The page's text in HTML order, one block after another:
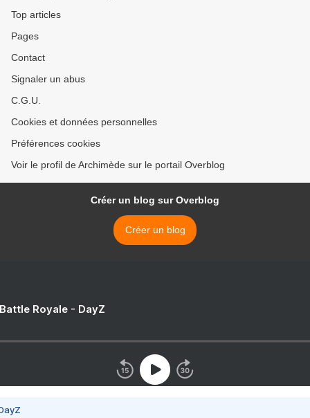
Top articles
Pages
Contact
Signaler un abus
C.G.U.
Cookies et données personnelles
Préférences cookies
Voir le profil de Archimède sur le portail Overblog
Créer un blog sur Overblog
Créer un blog
Royale - DayZ